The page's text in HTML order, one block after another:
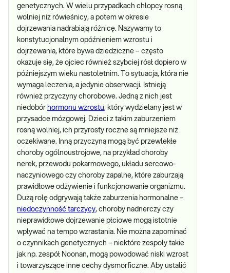
genetycznych. W wielu przypadkach chłopcy rosną
wolniej niż rówieśnicy, a potem w okresie
dojrzewania nadrabiają różnicę. Nazywamy to
konstytucjonalnym opóźnieniem wzrostu i
dojrzewania, które bywa dziedziczne – często
okazuje się, że ojciec również szybciej rósł dopiero w
późniejszym wieku nastoletnim. To sytuacja, która nie
wymaga leczenia, a jedynie obserwacji. Istnieją
również przyczyny chorobowe. Jedną z nich jest
niedobór hormonu wzrostu, który wydzielany jest w
przysadce mózgowej. Dzieci z takim zaburzeniem
rosną wolniej, ich przyrosty roczne są mniejsze niż
oczekiwane. Inną przyczyną mogą być przewlekłe
choroby ogólnoustrojowe, na przykład choroby
nerek, przewodu pokarmowego, układu sercowo-
naczyniowego czy choroby zapalne, które zaburzają
prawidłowe odżywienie i funkcjonowanie organizmu.
Dużą rolę odgrywają także zaburzenia hormonalne –
niedoczynność tarczycy, choroby nadnerczy czy
nieprawidłowe dojrzewanie płciowe mogą istotnie
wpływać na tempo wzrastania. Nie można zapominać
o czynnikach genetycznych – niektóre zespoły takie
jak np. zespół Noonan, mogą powodować niski wzrost
i towarzyszące inne cechy dysmorficzne. Aby ustalić